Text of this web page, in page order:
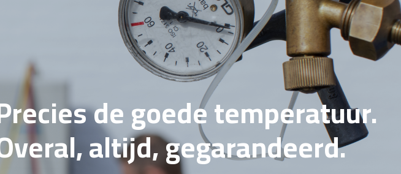
de goede temperatuur.
altijd, gegarandeerd.